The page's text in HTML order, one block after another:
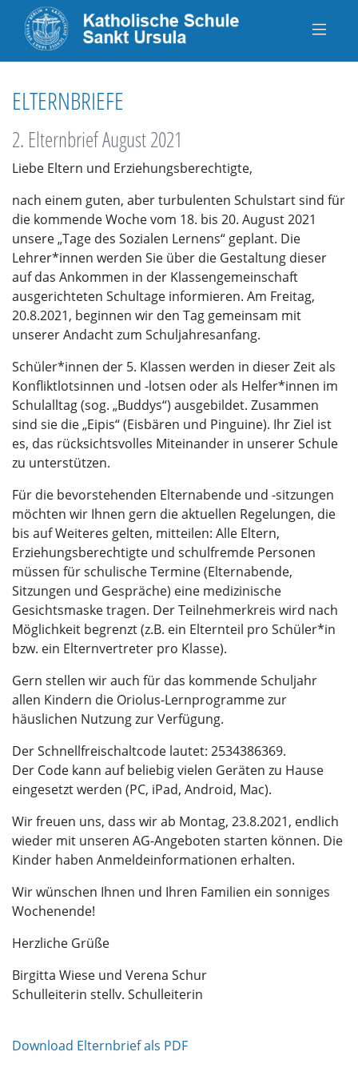
ELTERNBRIEFE
2. Elternbrief August 2021
Liebe Eltern und Erziehungsberechtigte,
nach einem guten, aber turbulenten Schulstart sind für
die kommende Woche vom 18. bis 20. August 2021
unsere „Tage des Sozialen Lernens“ geplant. Die
Lehrer*innen werden Sie über die Gestaltung dieser
auf das Ankommen in der Klassengemeinschaft
ausgerichteten Schultage informieren. Am Freitag,
20.8.2021, beginnen wir den Tag gemeinsam mit
unserer Andacht zum Schuljahresanfang.
Schüler*innen der 5. Klassen werden in dieser Zeit als
Konfliktlotsinnen und -lotsen oder als Helfer*innen im
Schulalltag (sog. „Buddys“) ausgebildet. Zusammen
sind sie die „Eipis“ (Eisbären und Pinguine). Ihr Ziel ist
es, das rücksichtsvolles Miteinander in unserer Schule
zu unterstützen.
Für die bevorstehenden Elternabende und -sitzungen
möchten wir Ihnen gern die aktuellen Regelungen, die
bis auf Weiteres gelten, mitteilen: Alle Eltern,
Erziehungsberechtigte und schulfremde Personen
müssen für schulische Termine (Elternabende,
Sitzungen und Gespräche) eine medizinische
Gesichtsmaske tragen. Der Teilnehmerkreis wird nach
Möglichkeit begrenzt (z.B. ein Elternteil pro Schüler*in
bzw. ein Elternvertreter pro Klasse).
Gern stellen wir auch für das kommende Schuljahr
allen Kindern die Oriolus-Lernprogramme zur
häuslichen Nutzung zur Verfügung.
Der Schnellfreischaltcode lautet: 2534386369.
Der Code kann auf beliebig vielen Geräten zu Hause
eingesetzt werden (PC, iPad, Android, Mac).
Wir freuen uns, dass wir ab Montag, 23.8.2021, endlich
wieder mit unseren AG-Angeboten starten können. Die
Kinder haben Anmeldeinformationen erhalten.
Wir wünschen Ihnen und Ihren Familien ein sonniges
Wochenende!
Herzliche Grüße
Birgitta Wiese und Verena Schur
Schulleiterin stellv. Schulleiterin
Download Elternbrief als PDF